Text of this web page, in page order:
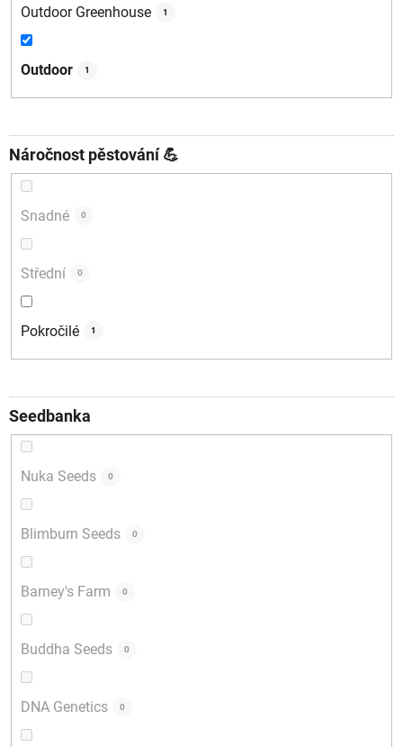
Outdoor Greenhouse 1
Outdoor 1
Náročnost pěstování 💪
Snadné 0
Střední 0
Pokročilé 1
Seedbanka
Nuka Seeds 0
Blimburn Seeds 0
Barney's Farm 0
Buddha Seeds 0
DNA Genetics 0